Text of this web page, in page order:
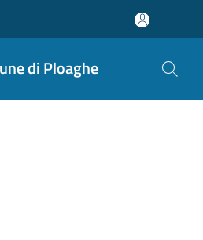
di Ploaghe